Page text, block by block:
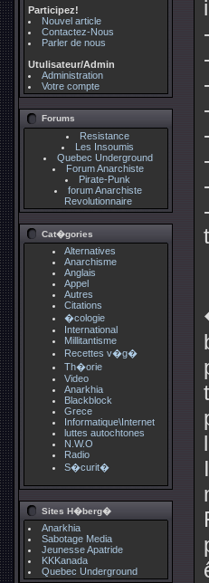
Participez!
Nouvel article
Contactez-Nous
Parler de nous
Utulisateur/Admin
Administration
Votre compte
Forums
Resistance
Les Insoumis
Quebec Underground
Forum Anarchiste
Pirate-Punk
forum Anarchiste
Revolutionnaire
Cat�gories
Alternatives
Anarchisme
Anglais
Appel
Autres
Citations
�cologie
International
Millitantisme
Recettes v�g�
Th�orie
Video
Anarkhia
Blackblock
Grece
Informatique\Internet
luttes autochtones
N.W.O
Radio
S�curit�
Sites H�berg�
Anarkhia
Sabotage Media
Jeunesse Apatride
KKKanada
Quebec Underground